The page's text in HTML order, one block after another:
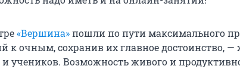
«Вершина»пошли по пути максимального
к очным, сохранив их главное достоинство,
и учеников. Возможность живого и